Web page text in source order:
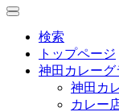
toggle
toggle
navigation
検索
トップページ
神田カレーグ
神田カ
カレー